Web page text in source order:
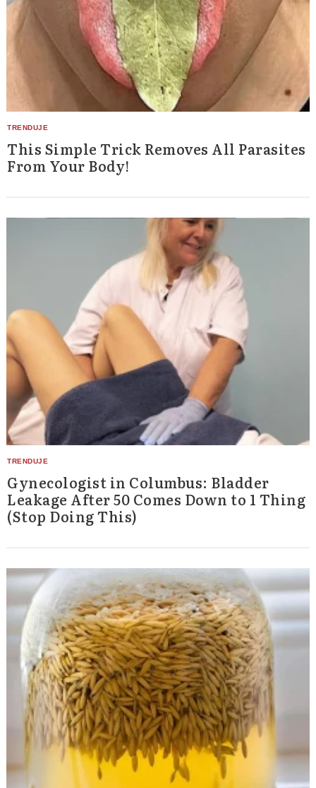
This Simple Trick Removes All Parasites
From Your Body!
Gynecologist in Columbus: Bladder
Leakage After 50 Comes Down to 1 Thing
(Stop Doing This)